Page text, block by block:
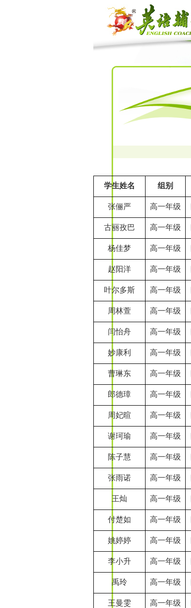
学生姓名 组别
张俪严 高一年级
古丽孜巴 高一年级
杨佳梦 高一年级
赵阳洋 高一年级
叶尔多斯 高一年级
周林萱 高一年级
闫怡舟 高一年级
妙康利 高一年级
曹琳东 高一年级
郎德璋 高一年级
周妃暄 高一年级
谢珂瑜 高一年级
陈子慧 高一年级
张雨诺 高一年级
王灿 高一年级
付楚如 高一年级
姚婷婷 高一年级
李小升 高一年级
禹玲 高一年级
王曼雯 高一年级